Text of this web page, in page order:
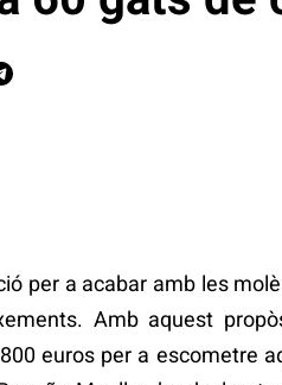
per a acabar amb les
Amb aquest
euros per a escometre